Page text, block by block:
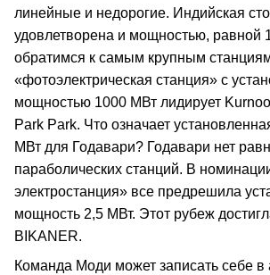
линейные и недорогие. Индийская
удовлетворена и мощностью, равной
обратимся к самым крупным
«фотоэлектрическая станция» с
мощностью 1000 МВт лидирует
Park Park. Что означает
МВт для Годавари? Годавари нет
параболических станций. В
электростанция» все предрешила
мощность 2,5 МВт. Этот рубеж
BIKANER.
Команда Моди может записать себе в